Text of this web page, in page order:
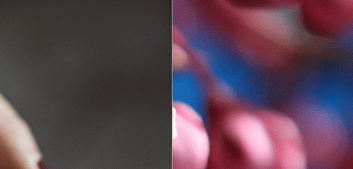
Exporter les lignes sélectionnées
Exporter toutes les colonnes
Exporter uniquement les colonnes affichées
Ajoutez un logo, un bouton, des réseaux sociaux
Cliquez pour éditer